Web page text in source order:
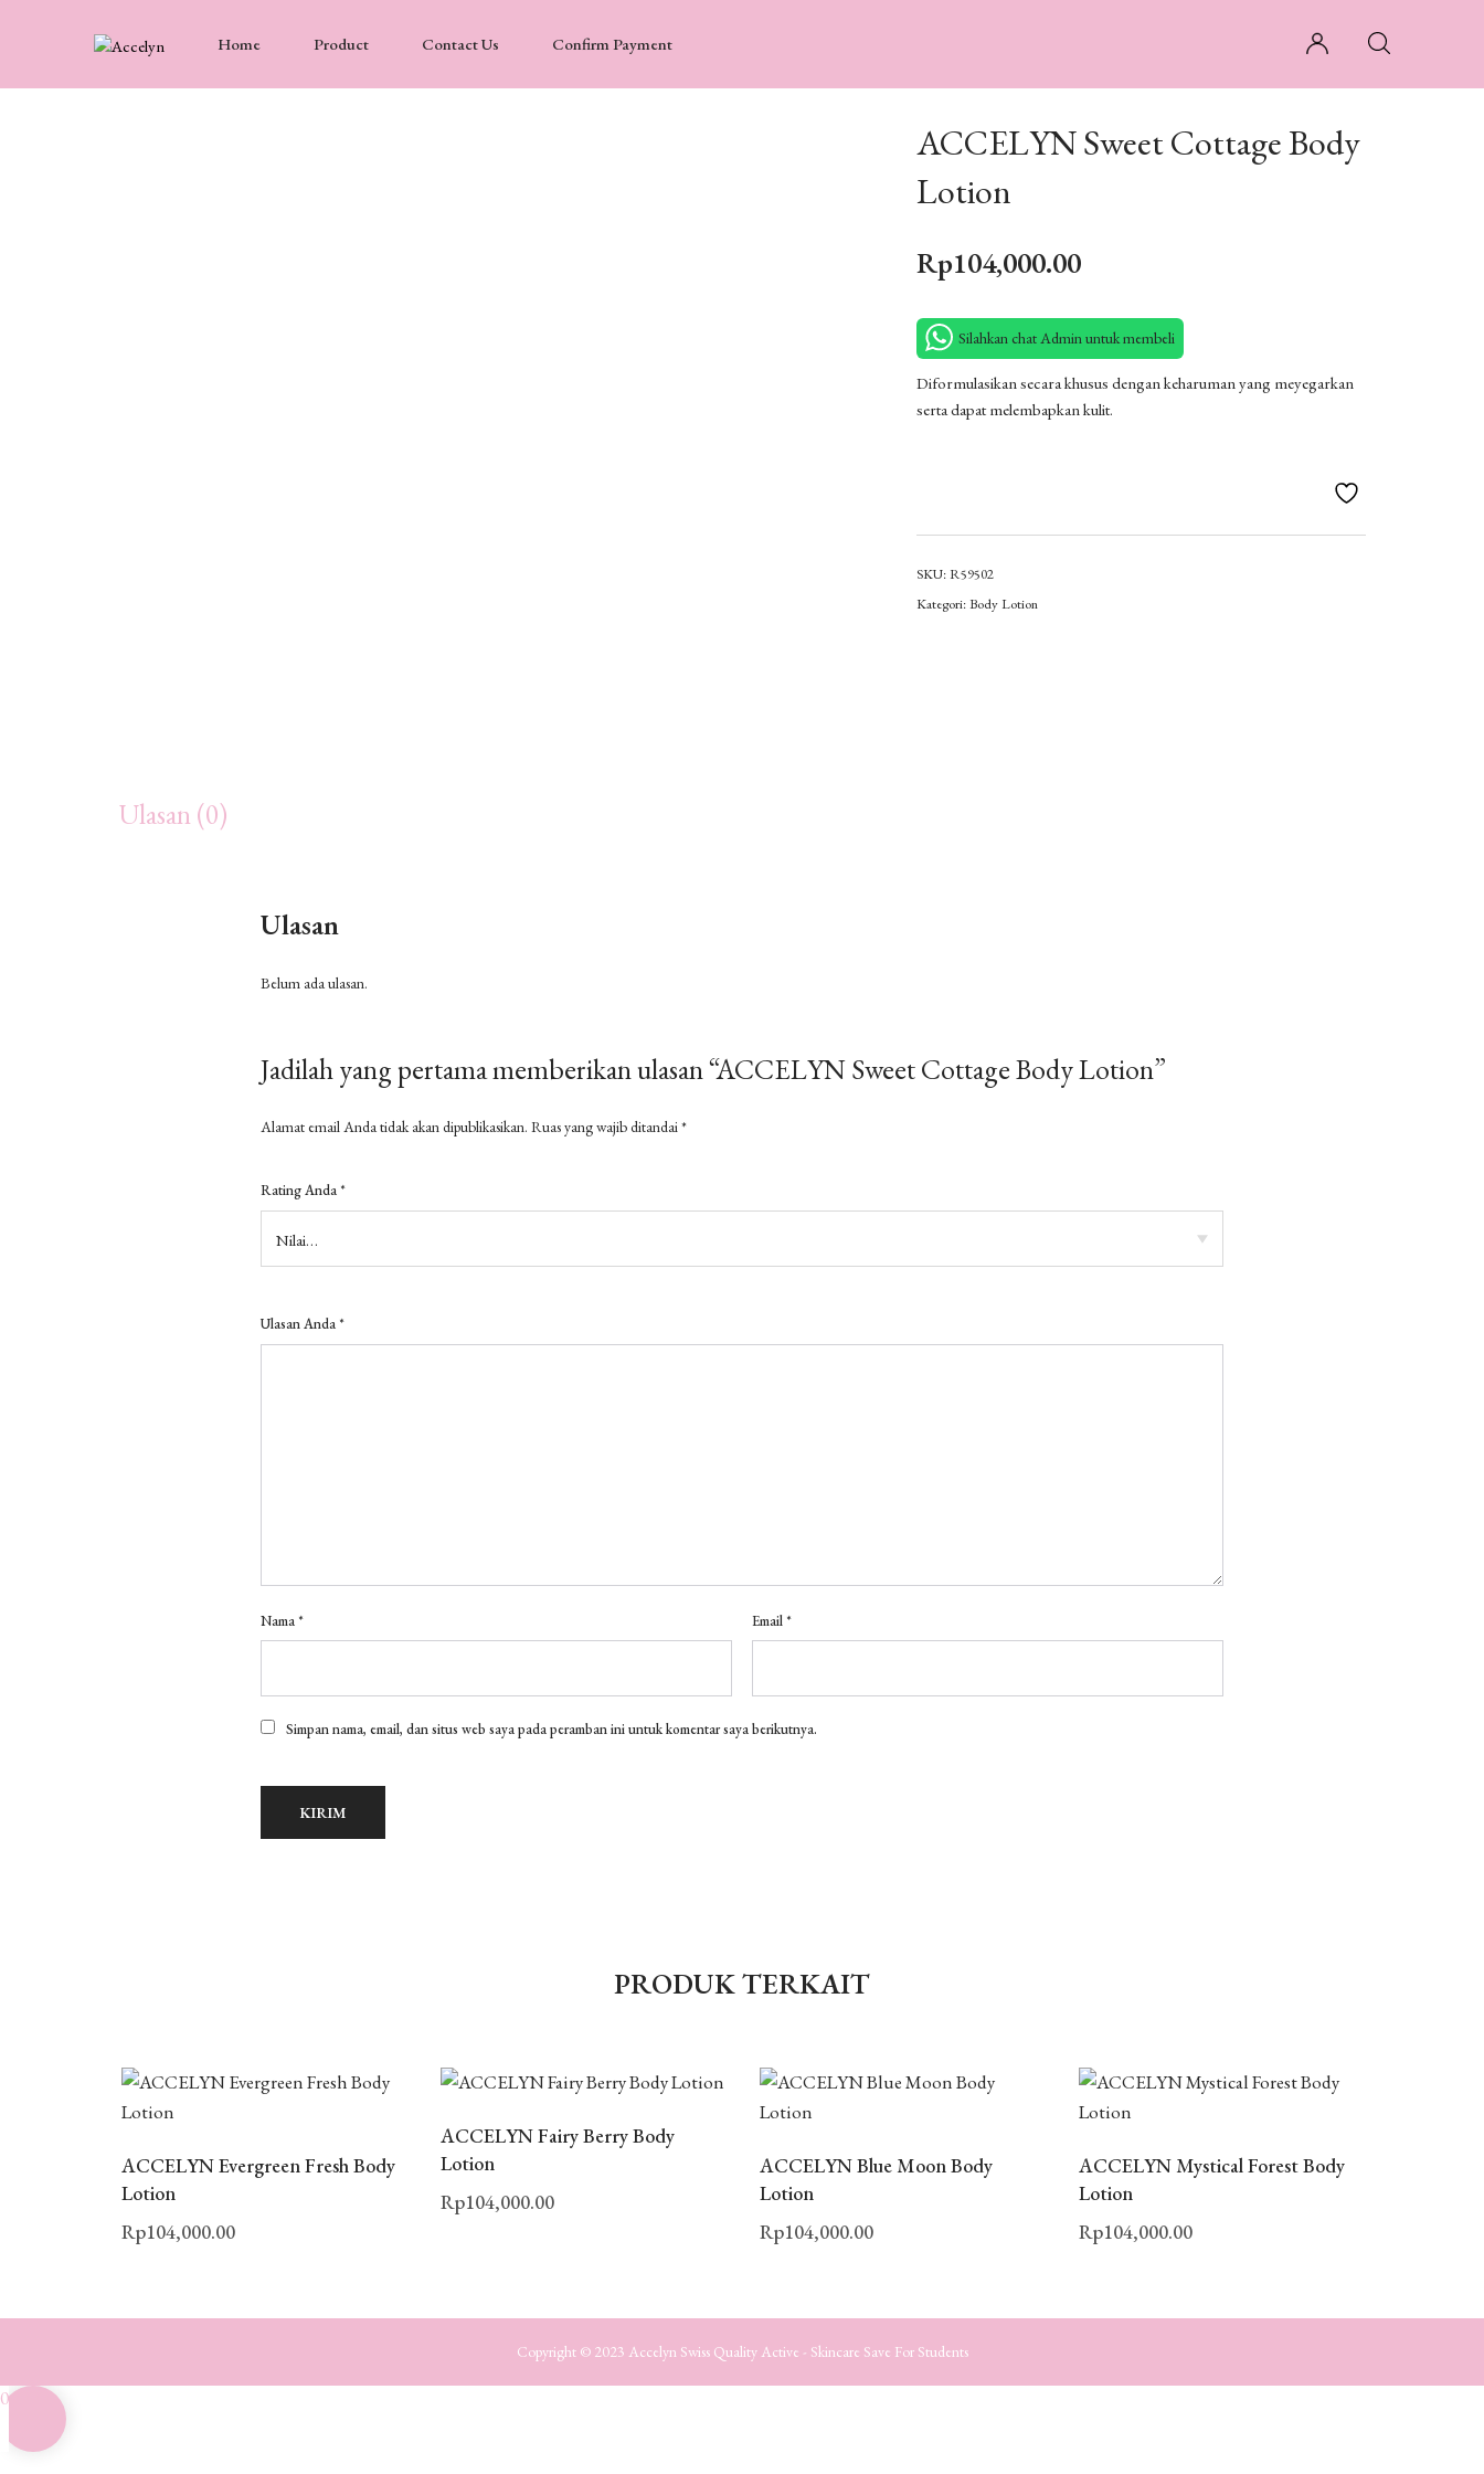
Home Product Contact Us Confirm Payment
ACCELYN Sweet Cottage Body
Lotion
Rp104,000.00
Silahkan chat Admin untuk membeli
Diformulasikan secara khusus dengan keharuman yang meyegarkan
serta dapat melembapkan kulit.
SKU:R59502
Kategori:Body Lotion
Ulasan (0)
Ulasan
Belum ada ulasan.
Jadilah yang pertama memberikan ulasan “ACCELYN Sweet Cottage Body Lotion”
Alamat email Anda tidak akan dipublikasikan. Ruas yang wajib ditandai*
Rating Anda *
Ulasan Anda *
Nama * Email *
Simpan nama, email, dan situs web saya pada peramban ini untuk komentar saya berikutnya.
PRODUK TERKAIT
ACCELYN Evergreen Fresh Body
Lotion
Rp104,000.00
ACCELYN Fairy Berry Body
Lotion
Rp104,000.00
ACCELYN Blue Moon Body
Lotion
Rp104,000.00
ACCELYN Mystical Forest Body
Lotion
Rp104,000.00
Copyright © 2023 Accelyn Swiss Quality Active - Skincare Save For Students
0